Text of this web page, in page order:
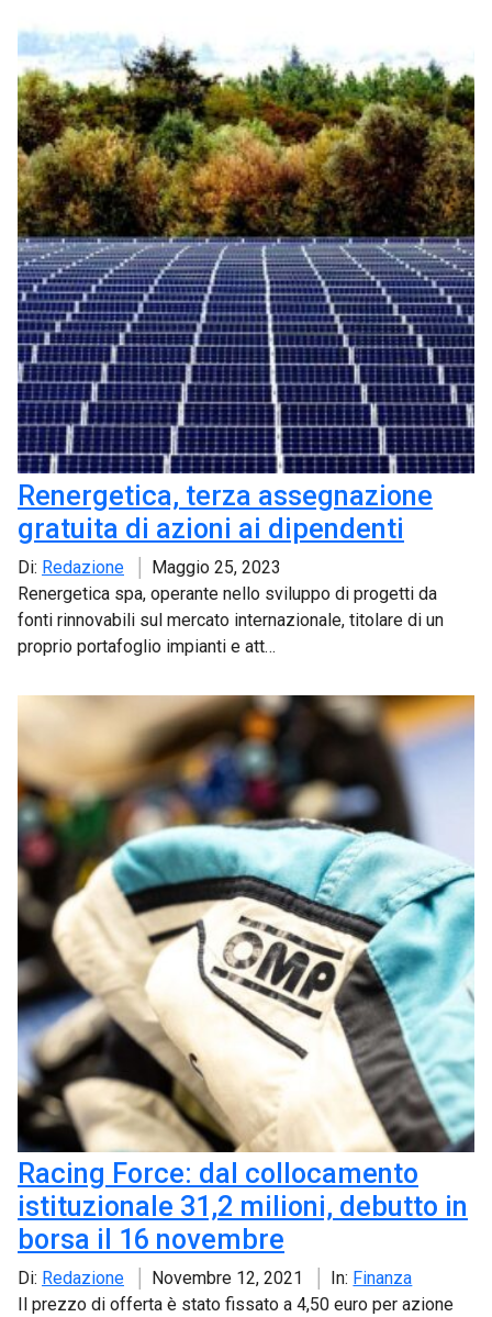
Renergetica, terza assegnazione
gratuita di azioni ai dipendenti
Di: Redazione
Maggio 25, 2023
Renergetica spa, operante nello sviluppo di progetti da
fonti rinnovabili sul mercato internazionale, titolare di un
proprio portafoglio impianti e att…
Racing Force: dal collocamento
istituzionale 31,2 milioni, debutto in
borsa il 16 novembre
Di: Redazione Novembre 12, 2021 In: Finanza
Il prezzo di offerta è stato fissato a 4,50 euro per azione